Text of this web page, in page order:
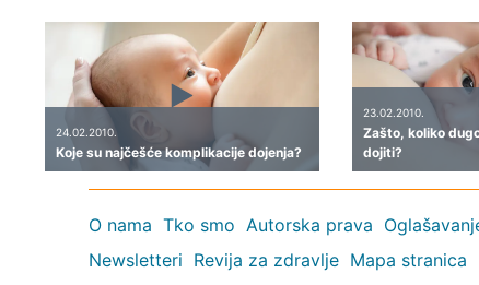
24.02.2010.
Koje su najčešće komplikacije dojenja?
23.02.2010.
Zašto, koliko
dojiti?
O nama Tko smo Autorska prava
Newsletteri Revija za zdravlje Mapa stranica